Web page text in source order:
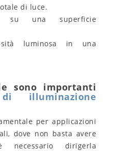
di luce.
una superficie
luminosa in una
sono importanti
illuminazione
per applicazioni
dove non basta avere
dirigerla